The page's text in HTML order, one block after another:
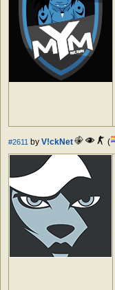
#2611 by V!ckNet (